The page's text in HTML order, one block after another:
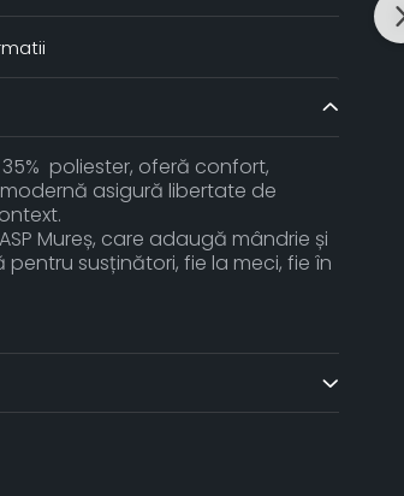
poliester, oferă confort,
asigură libertate de
Mureș, care adaugă mândrie și
susținători, fie la meci, fie în